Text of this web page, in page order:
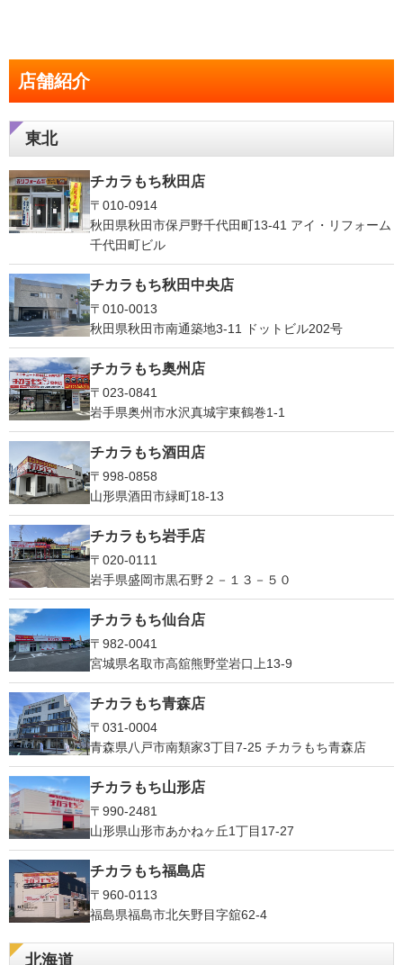
店舗紹介
東北
チカラもち秋田店
〒010-0914
秋田県秋田市保戸野千代田町13-41 アイ・リフォーム
千代田町ビル
チカラもち秋田中央店
〒010-0013
秋田県秋田市南通築地3-11 ドットビル202号
チカラもち奥州店
〒023-0841
岩手県奥州市水沢真城宇東鶴巻1‐1
チカラもち酒田店
〒998-0858
山形県酒田市緑町18-13
チカラもち岩手店
〒020-0111
岩手県盛岡市黒石野２－１３－５０
チカラもち仙台店
〒982-0041
宮城県名取市高舘熊野堂岩口上13‐9
チカラもち青森店
〒031-0004
青森県八戸市南類家3丁目7-25 チカラもち青森店
チカラもち山形店
〒990-2481
山形県山形市あかねヶ丘1丁目17-27
チカラもち福島店
〒960-0113
福島県福島市北矢野目字舘62-4
北海道